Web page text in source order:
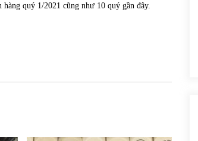
của Vietcombank và Eximbank
quý 1/2021 cũng như 10 quý gần đây.